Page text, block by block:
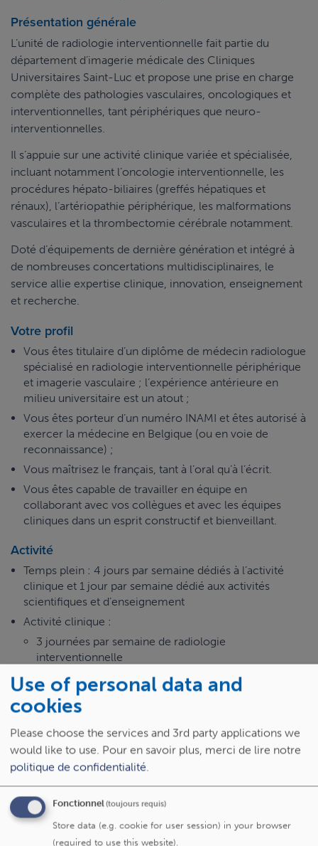
Présentation générale
L’unité de radiologie interventionnelle fait partie du
département d’imagerie médicale des Cliniques
Universitaires Saint-Luc et propose une prise en charge
complète des pathologies vasculaires, oncologiques et
interventionnelles, tant périphériques que neuro-
interventionnelles.
Il s’appuie sur une activité clinique variée et spécialisée,
incluant notamment l’oncologie interventionnelle, les
procédures hépato-biliaires (greffés hépatiques et
rénaux), l’artériopathie périphérique, les malformations
vasculaires et la thrombectomie cérébrale notamment.
Doté d’équipements de dernière génération et intégré à
de nombreuses concertations multidisciplinaires, le
service allie expertise clinique, innovation, enseignement
et recherche.
Votre profil
Vous êtes titulaire d’un diplôme de médecin radiologue
spécialisé en radiologie interventionnelle périphérique
et imagerie vasculaire ; l’expérience antérieure en
milieu universitaire est un atout ;
Vous êtes porteur d’un numéro INAMI et êtes autorisé à
exercer la médecine en Belgique (ou en voie de
reconnaissance) ;
Vous maîtrisez le français, tant à l’oral qu’à l’écrit.
Vous êtes capable de travailler en équipe en
collaborant avec vos collègues et avec les équipes
cliniques dans un esprit constructif et bienveillant.
Activité
Temps plein : 4 jours par semaine dédiés à l’activité
clinique et 1 jour par semaine dédié aux activités
scientifiques et d’enseignement
Activité clinique :
3 journées par semaine de radiologie
interventionnelle
1 journée par semaine d’imagerie diagnostique et
consultations
Gardes rappelables avec activité globale (1 garde sur 4)
: RI périphérique et thrombectomie cérébrale
(compétence à acquérir dans le service si non
maitrisée à l’engagement)
hebdomadaires : hépato-biliaire, oncologie, urologie,
hépato-pédiatrique, malformation vasculaire…
Possibilité de développement de nouvelles activités,
Use of personal data and
cookies
Please choose the services and 3rd party applications we
would like to use. Pour en savoir plus, merci de lire notre
politique de confidentialité.
Fonctionnel(toujours requis)
Store data (e.g. cookie for user session) in your browser
(required to use this website).